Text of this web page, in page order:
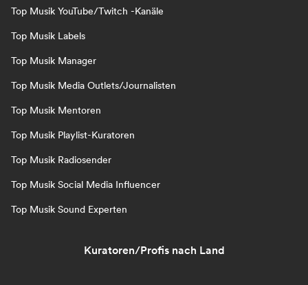
Top Musik YouTube/Twitch -Kanäle
Top Musik Labels
Top Musik Manager
Top Musik Media Outlets/Journalisten
Top Musik Mentoren
Top Musik Playlist-Kuratoren
Top Musik Radiosender
Top Musik Social Media Influencer
Top Musik Sound Experten
Kuratoren/Profis nach Land